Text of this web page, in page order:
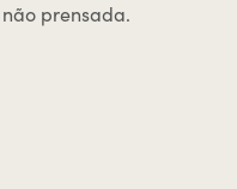
prensada.